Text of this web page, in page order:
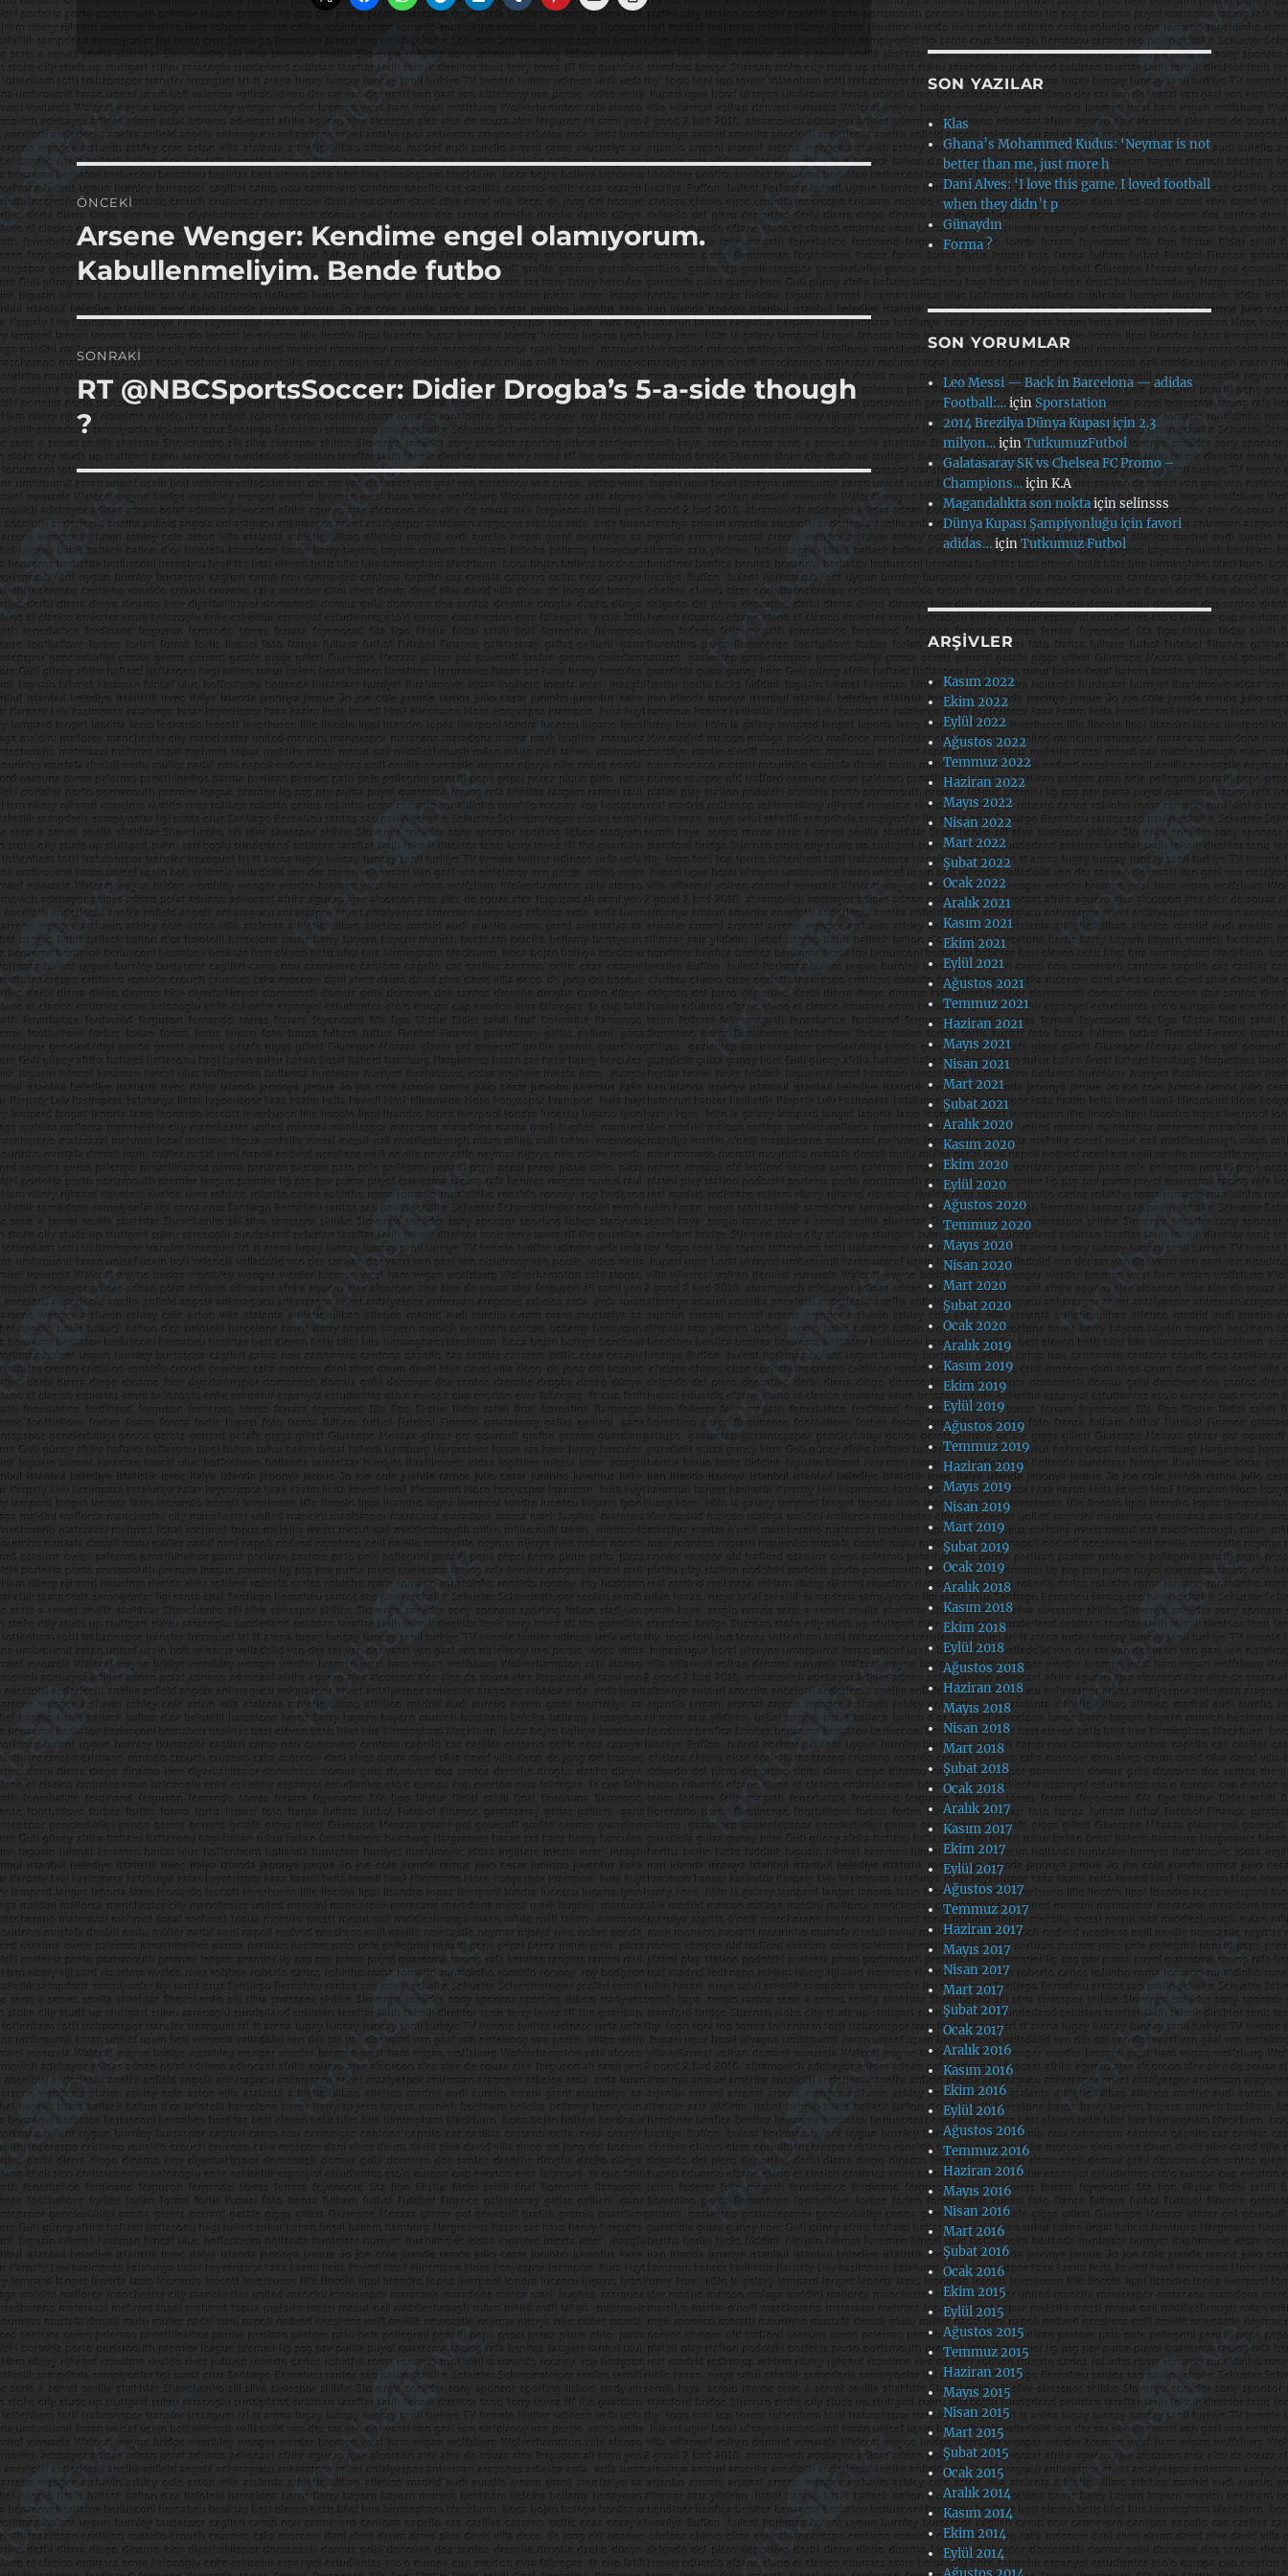
Yazı
gezinmesi
ÖNCEKI
Önceki
yazı:
Arsene Wenger: Kendime engel olamıyorum.
Kabullenmeliyim. Bende futbo
SONRAKI
Sonraki
yazı:
RT @NBCSportsSoccer: Didier Drogba’s 5-a-side though
?
SON YAZILAR
Klas
Ghana’s Mohammed Kudus: ‘Neymar is not
better than me, just more h
Dani Alves: ‘I love this game. I loved football
when they didn’t p
Günaydın
Forma ?
SON YORUMLAR
Leo Messi — Back in Barcelona — adidas
Football:…içinSporstation
2014 Brezilya Dünya Kupası için 2.3
milyon…içinTutkumuzFutbol
Galatasaray SK vs Chelsea FC Promo –
Champions…içinK.A
Magandalıkta son noktaiçinselinsss
Dünya Kupası Şampiyonluğu için favori
adidas…içinTutkumuz Futbol
ARŞIVLER
Kasım 2022
Ekim 2022
Eylül 2022
Ağustos 2022
Temmuz 2022
Haziran 2022
Mayıs 2022
Nisan 2022
Mart 2022
Şubat 2022
Ocak 2022
Aralık 2021
Kasım 2021
Ekim 2021
Eylül 2021
Ağustos 2021
Temmuz 2021
Haziran 2021
Mayıs 2021
Nisan 2021
Mart 2021
Şubat 2021
Aralık 2020
Kasım 2020
Ekim 2020
Eylül 2020
Ağustos 2020
Temmuz 2020
Mayıs 2020
Nisan 2020
Mart 2020
Şubat 2020
Ocak 2020
Aralık 2019
Kasım 2019
Ekim 2019
Eylül 2019
Ağustos 2019
Temmuz 2019
Haziran 2019
Mayıs 2019
Nisan 2019
Mart 2019
Şubat 2019
Ocak 2019
Aralık 2018
Kasım 2018
Ekim 2018
Eylül 2018
Ağustos 2018
Haziran 2018
Mayıs 2018
Nisan 2018
Mart 2018
Şubat 2018
Ocak 2018
Aralık 2017
Kasım 2017
Ekim 2017
Eylül 2017
Ağustos 2017
Temmuz 2017
Haziran 2017
Mayıs 2017
Nisan 2017
Mart 2017
Şubat 2017
Ocak 2017
Aralık 2016
Kasım 2016
Ekim 2016
Eylül 2016
Ağustos 2016
Temmuz 2016
Haziran 2016
Mayıs 2016
Nisan 2016
Mart 2016
Şubat 2016
Ocak 2016
Ekim 2015
Eylül 2015
Ağustos 2015
Temmuz 2015
Haziran 2015
Mayıs 2015
Nisan 2015
Mart 2015
Şubat 2015
Ocak 2015
Aralık 2014
Kasım 2014
Ekim 2014
Eylül 2014